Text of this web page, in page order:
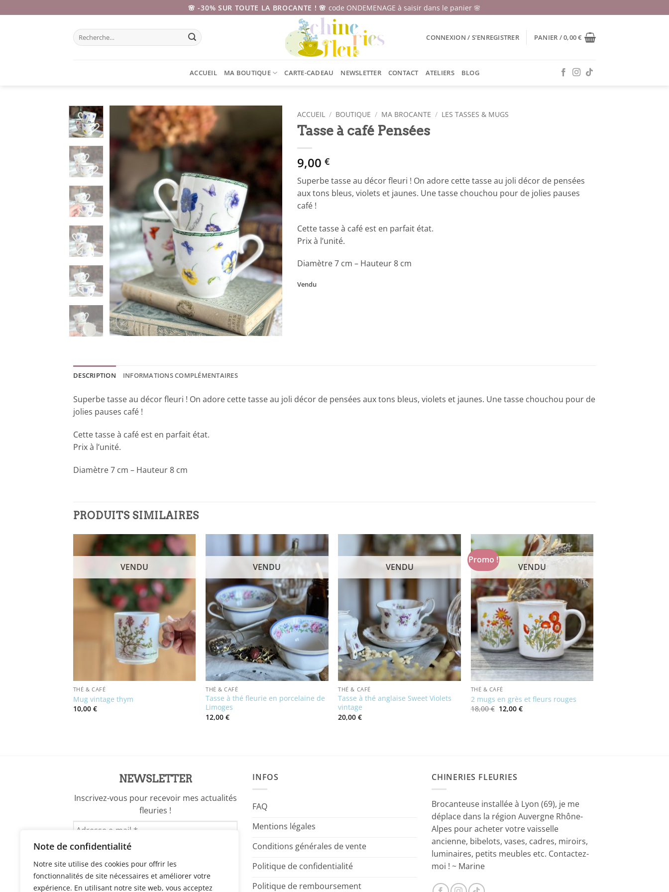
Note de confidentialité
Notre site utilise des cookies pour offrir les
fonctionnalités de site nécessaires et améliorer votre
expérience. En utilisant notre site web, vous acceptez
au
🌸 -30% SUR TOUTE LA BROCANTE ! 🌸 code ONDEMENAGE à saisir dans le panier 🌸
Recherche
pour :
CONNEXION / S’ENREGISTRER PANIER /0,00€
ACCUEIL MA BOUTIQUE CARTE-CADEAU NEWSLETTER CONTACT ATELIERS BLOG
ACCUEIL / BOUTIQUE / MA BROCANTE / LES TASSES & MUGS
Tasse à café Pensées
9,00 €
Superbe tasse au décor fleuri ! On adore cette tasse au joli décor de pensées
aux tons bleus, violets et jaunes. Une tasse chouchou pour de jolies pauses
café !
Cette tasse à café est en parfait état.
Prix à l’unité.
Diamètre 7 cm – Hauteur 8 cm
Vendu
DESCRIPTION INFORMATIONS COMPLÉMENTAIRES
Superbe tasse au décor fleuri ! On adore cette tasse au joli décor de pensées aux tons bleus, violets et jaunes. Une tasse chouchou pour de
jolies pauses café !
Cette tasse à café est en parfait état.
Prix à l’unité.
Diamètre 7 cm – Hauteur 8 cm
PRODUITS SIMILAIRES
VENDU
THÉ & CAFÉ
Mug vintage thym
10,00 €
VENDU
THÉ & CAFÉ
Tasse à thé fleurie en porcelaine de
Limoges
12,00€
VENDU
THÉ & CAFÉ
Tasse à thé anglaise Sweet Violets
vintage
20,00€
Promo !
VENDU
THÉ & CAFÉ
2 mugs en grès et fleurs rouges
18,00€ Le
12,00 €Le
NEWSLETTER
Inscrivez-vous pour recevoir mes actualités
fleuries !
INFOS
FAQ
Mentions légales
Conditions générales de vente
Politique de confidentialité
Politique de remboursement
CHINERIES FLEURIES
Brocanteuse installée à Lyon (69), je me
déplace dans la région Auvergne Rhône-
Alpes pour acheter votre vaisselle
ancienne, bibelots, vases, cadres, miroirs,
luminaires, petits meubles etc. Contactez-
moi ! ~ Marine